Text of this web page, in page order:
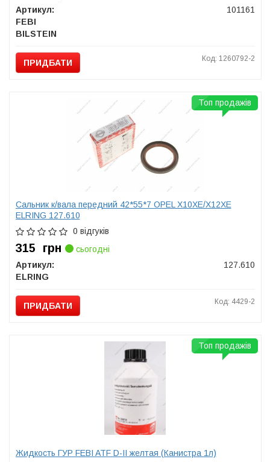
Артикул:
101161
FEBI
BILSTEIN
ПРИДБАТИ Код: 1260792-2
Сальник к/вала передний 42*55*7 OPEL X10XE/X12XE
ELRING 127.610
0 відгуків
315 грн
сьогодні
Артикул:
127.610
ELRING
ПРИДБАТИ Код: 4429-2
Топ продажів
Жидкость ГУР FEBI ATF D-II желтая (Канистра 1л)
Топ продажів